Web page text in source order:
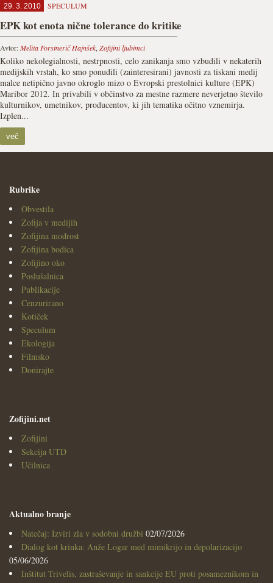
29. 3. 2010 SPECULUM
EPK kot enota nične tolerance do kritike
Avtor:Melita Forstnerič Hajnšek, Zofijini ljubimci
Koliko nekolegialnosti, nestrpnosti, celo zanikanja smo vzbudili v nekaterih
medijskih vrstah, ko smo ponudili (zainteresirani) javnosti za tiskani medij
malce netipično javno okroglo mizo o Evropski prestolnici kulture (EPK)
Maribor 2012. In privabili v občinstvo za mestne razmere neverjetno število
kulturnikov, umetnikov, producentov, ki jih tematika očitno vznemirja.
Izplen...
več
Rubrike
Obvestila
Zofija v medijih
Zofijina modrost
Zofijina bodica
Zofijino oko
Poslušalnica
Publikacije
Cenzurirano
Kotiček
Speculum
Ekologija
Filmsko
Donirajte
Zofijini.net
Zofijini
Sekcija UTD
Učilnica
Aktualno branje
Natečaj: Izviri zla v sodobni družbi 02/07/2026
Dialog kot krinka: Anže Logar med mimikrijo in depolarizacijo
05/06/2026
Inštitut Trivelis, zastraševanje in sankcije EU proti posameznikom in